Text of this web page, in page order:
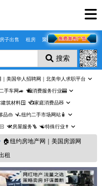
房子出售 租房 聚合页
搜索
美国华人招聘网｜北美华人求职平台
手车网🚙 🛍️消费服务行业🎰
筑材料🪟 📺家庭消费品🧸
品👜 🛴纽约二手市场网站🧴
⚒️房屋服务🪜 ☯️特殊行业✝️
🏠纽约房地产网｜美国房源网
租